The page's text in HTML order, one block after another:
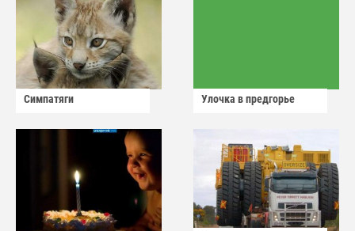
Симпатяги Улочка в предгорье